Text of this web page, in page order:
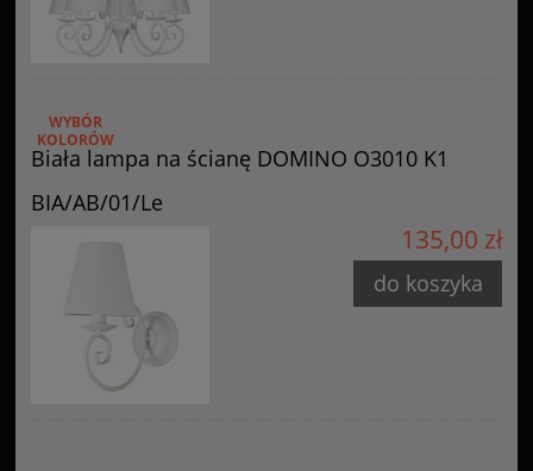
Biała lampa na ścianę DOMINO O3010 K1
BIA/AB/01/Le
WYBÓR
KOLORÓW
135,00 zł
do koszyka